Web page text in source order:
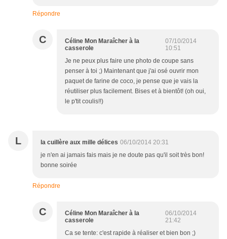
Répondre
C
Céline Mon Maraîcher à la
casserole
07/10/2014
10:51
Je ne peux plus faire une photo de coupe sans
penser à toi ;) Maintenant que j'ai osé ouvrir mon
paquet de farine de coco, je pense que je vais la
réutiliser plus facilement. Bises et à bientôt! (oh oui,
le p'tit coulis!!)
L la cuillère aux mille délices 06/10/2014 20:31
je n'en ai jamais fais mais je ne doute pas qu'il soit très bon!
bonne soirée
Répondre
C
Céline Mon Maraîcher à la
casserole
06/10/2014
21:42
Ca se tente: c'est rapide à réaliser et bien bon ;)